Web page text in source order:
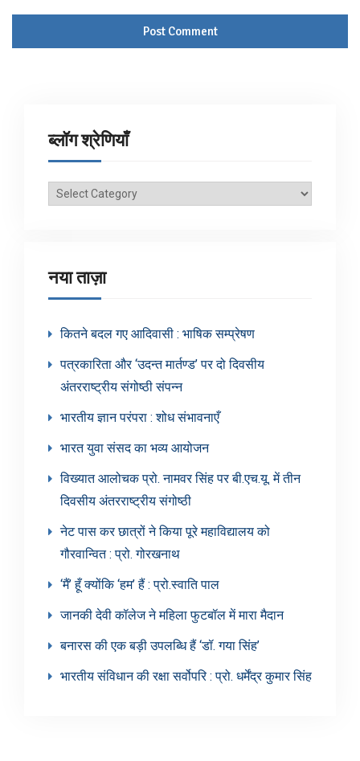
ब्लॉग श्रेणियाँ
ब्लॉग
नया ताज़ा
कितने बदल गए आदिवासी : भाषिक सम्प्रेषण
पत्रकारिता और ‘उदन्त मार्तण्ड’ पर दो दिवसीय
अंतरराष्ट्रीय संगोष्ठी संपन्न
भारतीय ज्ञान परंपरा : शोध संभावनाएँ
भारत युवा संसद का भव्य आयोजन
विख्यात आलोचक प्रो. नामवर सिंह पर बी.एच.यू. में तीन
दिवसीय अंतरराष्ट्रीय संगोष्ठी
नेट पास कर छात्रों ने किया पूरे महाविद्यालय को
गौरवान्वित : प्रो. गोरखनाथ
‘मैं’ हूँ क्योंकि ‘हम’ हैं : प्रो.स्वाति पाल
जानकी देवी कॉलेज ने महिला फुटबॉल में मारा मैदान
बनारस की एक बड़ी उपलब्धि हैं ‘डॉ. गया सिंह’
भारतीय संविधान की रक्षा सर्वोपरि : प्रो. धर्मेंद्र कुमार सिंह